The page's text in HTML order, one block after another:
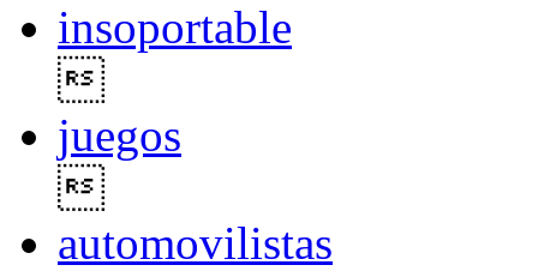
insoportable
juegos
automovilistas